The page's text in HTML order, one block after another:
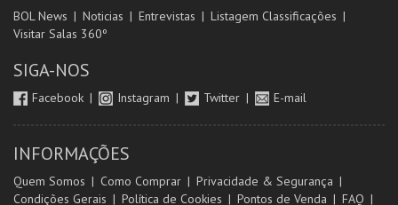
BOL News Noticias Entrevistas
Listagem Classificações
Visitar Salas 360º
SIGA-NOS
Facebook Instagram Twitter E-mail
INFORMAÇÕES
Quem Somos Como Comprar
Privacidade & Segurança
Condições Gerais
Política de Cookies Pontos de Venda FAQ